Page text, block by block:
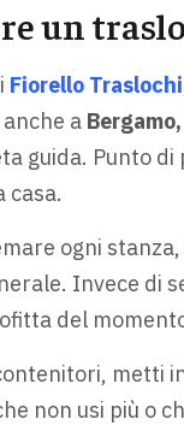
un
Fiorello Traslochi
a
guida. Punto
casa.
ogni
Invece di
del
metti
non usi più o